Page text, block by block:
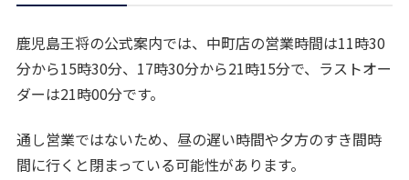
鹿児島王将の公式案内では、中町店の営業時間は11時30
分から15時30分、17時30分から21時15分で、ラストオー
ダーは21時00分です。
通し営業ではないため、昼の遅い時間や夕方のすき間時
間に行くと閉まっている可能性があります。